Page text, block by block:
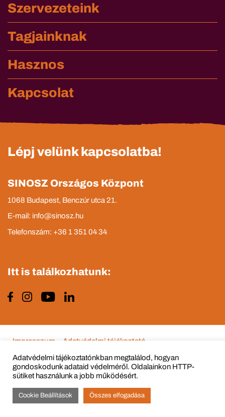
Szervezeteink
Tagjainknak
Hasznos
Kapcsolat
Lépj velünk kapcsolatba!
SINOSZ Országos Központ
1068 Budapest, Benczúr utca 21.
E-mail: info@sinosz.hu
Telefonszám: +36 1 351 04 34
Itt is találkozhatunk:
© Copyright 2015 - 2022 All Rights Reserved
Impresszum Adatvédelmi tájékoztató
Adatvédelmi tájékoztatónkban megtalálod, hogyan
gondoskodunk adataid védelméről. Oldalainkon HTTP-
sütiket használunk a jobb működésért.
Cookie Beállítások Összes elfogadása